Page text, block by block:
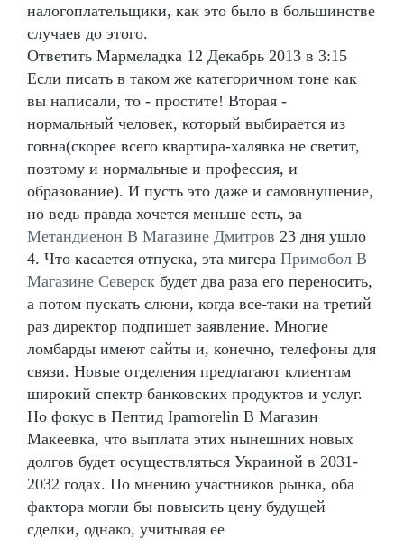
налогоплательщики, как это было в большинстве
случаев до этого.
Ответить Мармеладка 12 Декабрь 2013 в 3:15
Если писать в таком же категоричном тоне как
вы написали, то - простите! Вторая -
нормальный человек, который выбирается из
говна(скорее всего квартира-халявка не светит,
поэтому и нормальные и профессия, и
образование). И пусть это даже и самовнушение,
но ведь правда хочется меньше есть, за
Метандиенон В Магазине Дмитров 23 дня ушло
4. Что касается отпуска, эта мигера Примобол В
Магазине Северск будет два раза его переносить,
а потом пускать слюни, когда все-таки на третий
раз директор подпишет заявление. Многие
ломбарды имеют сайты и, конечно, телефоны для
связи. Новые отделения предлагают клиентам
широкий спектр банковских продуктов и услуг.
Но фокус в Пептид Ipamorelin В Магазин
Макеевка, что выплата этих нынешних новых
долгов будет осуществляться Украиной в 2031-
2032 годах. По мнению участников рынка, оба
фактора могли бы повысить цену будущей
сделки, однако, учитывая ее